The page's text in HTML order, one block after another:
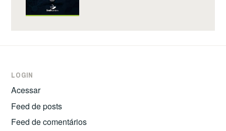
LOGIN
Acessar
Feed de posts
Feed de comentários